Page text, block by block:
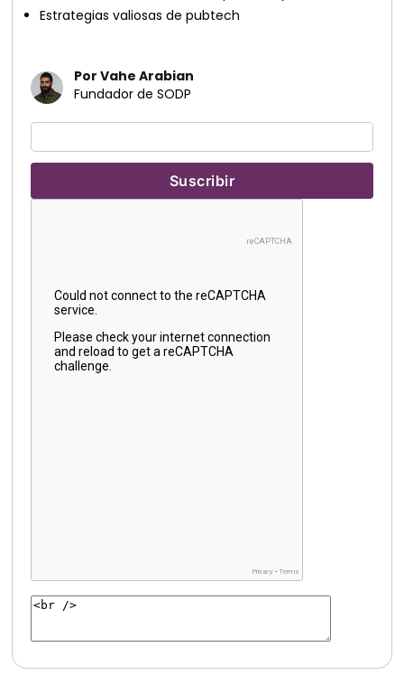
Estrategias valiosas de pubtech
Por Vahe Arabian
Fundador de SODP